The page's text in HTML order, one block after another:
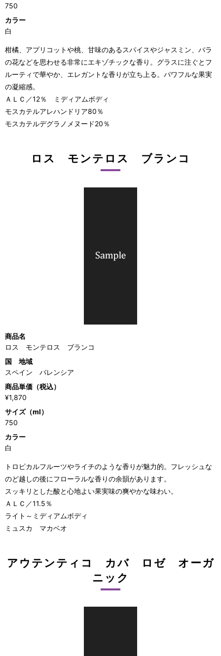
750
カラー
白
柑橘、アプリコットや桃、甘味のあるスパイスやジャスミン、バラ
の花などを思わせる非常にエキゾチックな香り。グラスに注ぐとフ
ルーティで華やか、エレガントな香りが立ち上る。パワフルな果実
の凝縮感。
ＡＬＣ／12％ ミディアムボディ
モスカテルアレハンドリア80％
モスカテルデグラノメヌード20％
ロス モンテロス ブランコ
商品名
ロス モンテロス ブランコ
国 地域
スペイン バレンシア
商品単価（税込）
¥1,870
サイズ（ml）
750
カラー
白
トロピカルフルーツやライチのような香りが魅力的。フレッシュな
のど越しの後にフローラルな香りの余韻があります。
スッキリとした酸と心地よい果実味の爽やかな味わい。
ＡＬＣ／11.5％
ライト～ミディアムボディ
ミュスカ マカベオ
アウテンティコ カバ ロゼ オーガ
ニック